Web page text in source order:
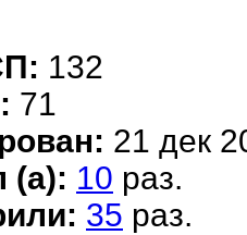
132
71
21 дек
(а): 10 раз.
35 раз.